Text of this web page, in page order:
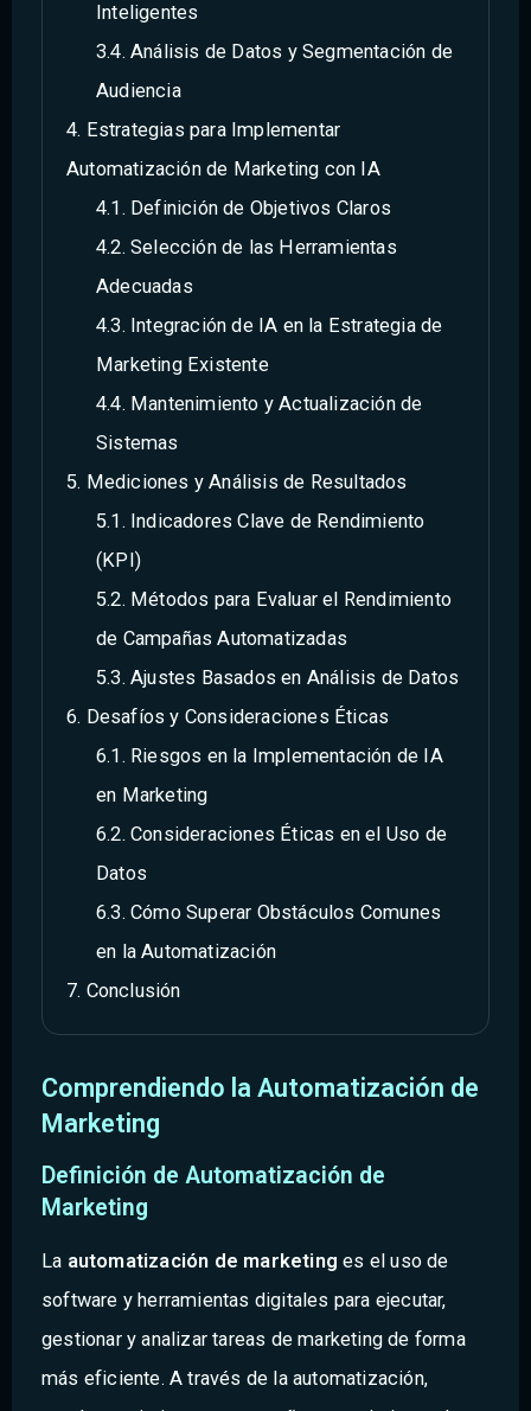
Inteligentes
Análisis de Datos y Segmentación de
Audiencia
Estrategias para Implementar
Automatización de Marketing con IA
Definición de Objetivos Claros
Selección de las Herramientas
Adecuadas
Integración de IA en la Estrategia de
Marketing Existente
Mantenimiento y Actualización de
Sistemas
Mediciones y Análisis de Resultados
Indicadores Clave de Rendimiento
(KPI)
Métodos para Evaluar el Rendimiento
de Campañas Automatizadas
Ajustes Basados en Análisis de Datos
Desafíos y Consideraciones Éticas
Riesgos en la Implementación de IA
en Marketing
Consideraciones Éticas en el Uso de
Datos
Cómo Superar Obstáculos Comunes
en la Automatización
Conclusión
Comprendiendo la Automatización de
Marketing
Definición de Automatización de
Marketing
La automatización de marketing es el uso de
software y herramientas digitales para ejecutar,
gestionar y analizar tareas de marketing de forma
más eficiente. A través de la automatización,